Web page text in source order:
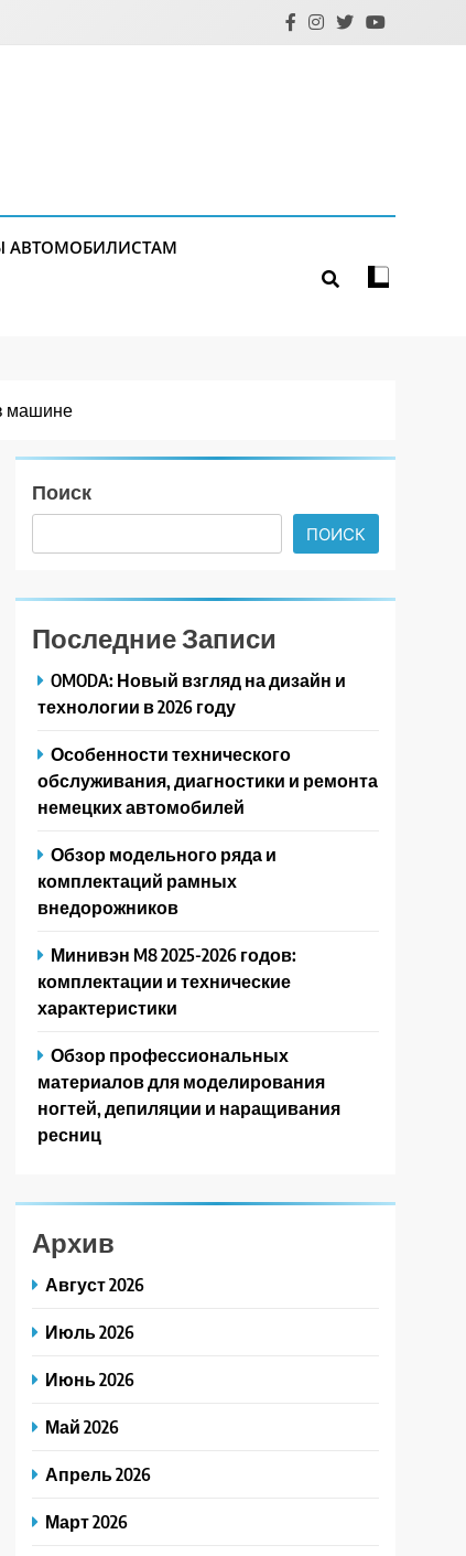
АВТОМОБИЛИСТАМ
машине
Поиск
ПОИСК
Последние Записи
OMODA: Новый взгляд на дизайн и
технологии в 2026 году
Особенности технического
обслуживания, диагностики и ремонта
немецких автомобилей
Обзор модельного ряда и
комплектаций рамных
внедорожников
Минивэн M8 2025-2026 годов:
комплектации и технические
характеристики
Обзор профессиональных
материалов для моделирования
ногтей, депиляции и наращивания
ресниц
Архив
Август 2026
Июль 2026
Июнь 2026
Май 2026
Апрель 2026
Март 2026